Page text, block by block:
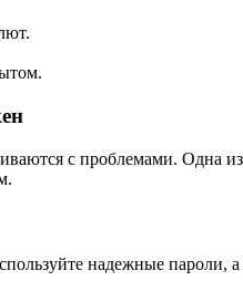
с проблемами.
надежные пароли,